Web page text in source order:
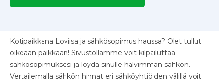
Kotipaikkana Loviisa ja sähkösopimus haussa? Olet tullut
oikeaan paikkaan! Sivustollamme voit kilpailuttaa
sähkösopimuksesi ja löydä sinulle halvimman sähkön.
Vertailemalla sähkön hinnat eri sähköyhtiöiden välillä voit